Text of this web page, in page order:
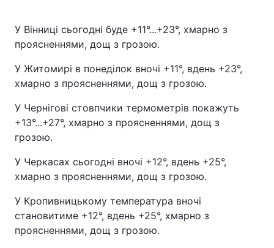
У Вінниці сьогодні буде +11°...+23°, хмарно з
проясненнями, дощ з грозою.
У Житомирі в понеділок вночі +11°, вдень +23°,
хмарно з проясненнями, дощ з грозою.
У Чернігові стовпчики термометрів покажуть
+13°...+27°, хмарно з проясненнями, дощ з
грозою.
У Черкасах сьогодні вночі +12°, вдень +25°,
хмарно з проясненнями, дощ з грозою.
У Кропивницькому температура вночі
становитиме +12°, вдень +25°, хмарно з
проясненнями, дощ з грозою.